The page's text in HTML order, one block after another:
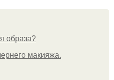
образа?
макияжа.